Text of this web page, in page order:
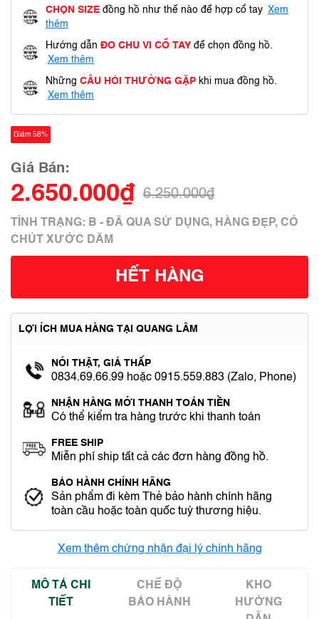
CHỌN SIZE đồng hồ như thế nào để hợp cổ tay Xem
thêm
Hướng dẫn ĐO CHU VI CỔ TAY để chọn đồng hồ.
Xem thêm
Những CÂU HỎI THƯỜNG GẶP khi mua đồng hồ.
Xem thêm
Giảm 58%
Giá Bán:
2.650.000₫ 6.250.000₫
TÌNH TRẠNG: B - ĐÃ QUA SỬ DỤNG, HÀNG ĐẸP, CÓ
CHÚT XƯỚC DĂM
HẾT HÀNG
LỢI ÍCH MUA HÀNG TẠI QUANG LÂM
NÓI THẬT, GIÁ THẤP
0834.69.66.99 hoặc 0915.559.883 (Zalo, Phone)
NHẬN HÀNG MỚI THANH TOÁN TIỀN
Có thể kiểm tra hàng trước khi thanh toán
FREE SHIP
Miễn phí ship tất cả các đơn hàng đồng hồ.
BẢO HÀNH CHÍNH HÃNG
Sản phẩm đi kèm Thẻ bảo hành chính hãng
toàn cầu hoặc toàn quốc tuỳ thương hiệu.
Xem thêm chứng nhận đại lý chính hãng
MÔ TẢ CHI
TIẾT
CHẾ ĐỘ
BẢO HÀNH
KHO
HƯỚNG